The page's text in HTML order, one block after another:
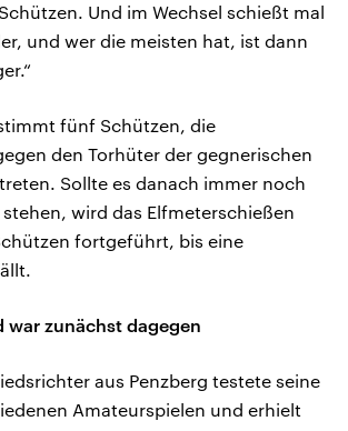
Und im Wechsel schießt mal
und wer die meisten hat, ist dann
fünf Schützen, die
den Torhüter der gegnerischen
Sollte es danach immer noch
wird das Elfmeterschießen
fortgeführt, bis eine
war zunächst dagegen
aus Penzberg testete seine
Amateurspielen und erhielt